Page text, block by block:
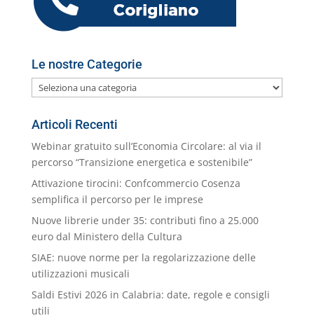
l
Le nostre Categorie
Le
nostre
Categorie
Articoli Recenti
Webinar gratuito sull’Economia Circolare: al via il
percorso “Transizione energetica e sostenibile”
Attivazione tirocini: Confcommercio Cosenza
semplifica il percorso per le imprese
Nuove librerie under 35: contributi fino a 25.000
euro dal Ministero della Cultura
SIAE: nuove norme per la regolarizzazione delle
utilizzazioni musicali
Saldi Estivi 2026 in Calabria: date, regole e consigli
utili